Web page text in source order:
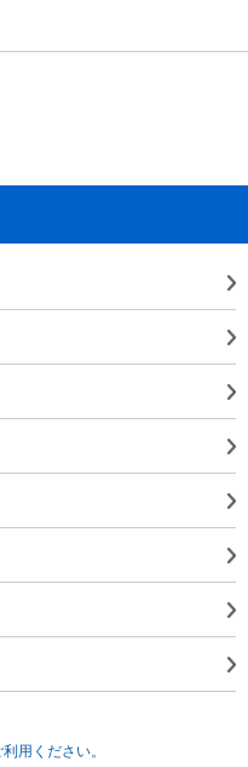
用ください。